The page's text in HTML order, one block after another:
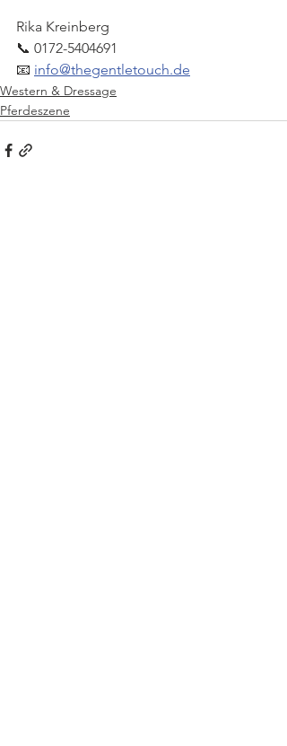
Rika Kreinberg
📞 0172-5404691
📧 info@thegentletouch.de
Western & Dressage
Pferdeszene